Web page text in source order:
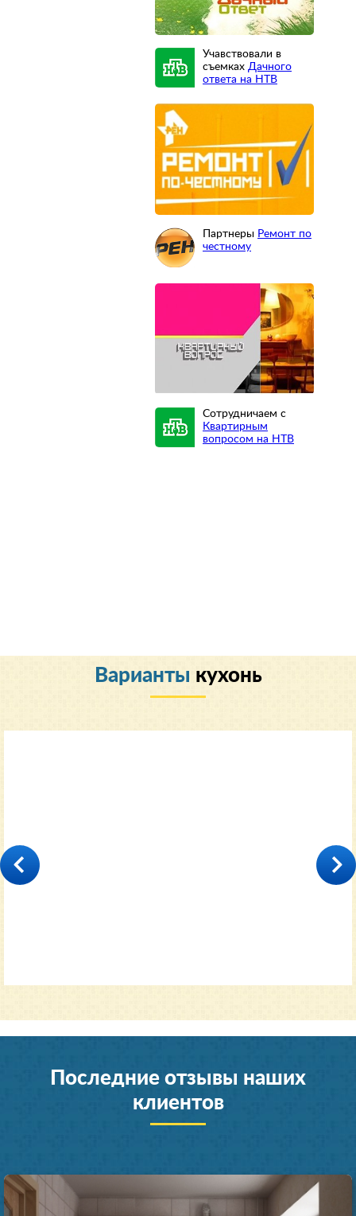
Учавствовали в
съемках Дачного
ответа на НТВ
Партнеры Ремонт по
честному
Сотрудничаем с
Квартирным
вопросом на НТВ
Варианты кухонь
Последние отзывы наших
клиентов